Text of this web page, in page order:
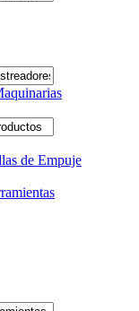
de Empuje